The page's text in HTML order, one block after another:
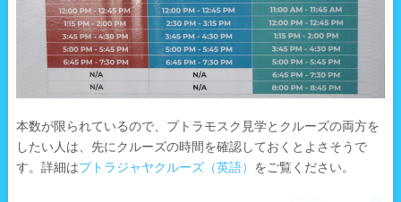
本数が限られているので、プトラモスク見学とクルーズの両方を
したい人は、先にクルーズの時間を確認しておくとよさそうで
す。詳細はプトラジャヤクルーズ（英語） をご覧ください。